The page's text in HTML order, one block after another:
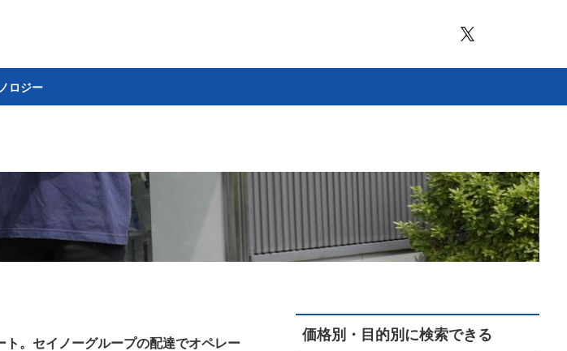
ロジー
。セイノーグループの配達でオペレー
価格別・目的別に検索できる